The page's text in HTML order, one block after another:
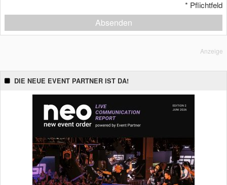
* Pflichtfeld
Absenden
Anzeige
DIE NEUE EVENT PARTNER IST DA!